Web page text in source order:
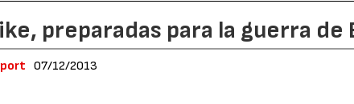
preparadas para la guerra de
07/12/2013